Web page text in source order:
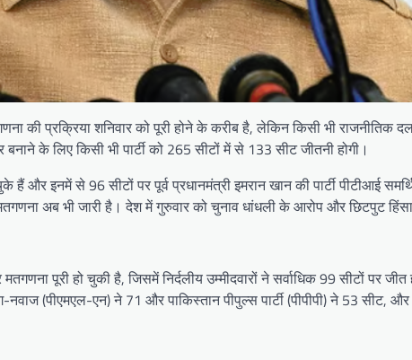
की प्रक्रिया शनिवार को पूरी होने के करीब है, लेकिन किसी भी
के लिए किसी भी पार्टी को 265 सीटों में से 133 सीट जीतनी होगी।
इनमें से 96 सीटों पर पूर्व प्रधानमंत्री इमरान खान की पार्टी पीटीआई
अब भी जारी है। देश में गुरुवार को चुनाव धांधली के आरोप और छिटपुट
पूरी हो चुकी है, जिसमें निर्दलीय उम्मीदवारों ने सर्वाधिक 99 सीटों पर
नवाज (पीएमएल-एन) ने 71 और पाकिस्तान पीपुल्स पार्टी (पीपीपी) ने 53 सीट,